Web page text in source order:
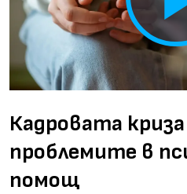
Кадровата криза
проблемите в
помощ